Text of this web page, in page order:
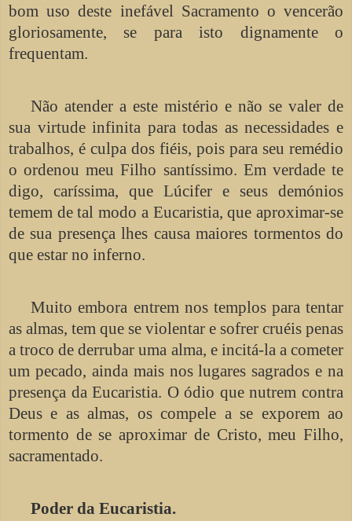
bom uso deste inefável Sacramento o vencerão
gloriosamente, se para isto dignamente o
frequentam.
Não atender a este mistério e não se valer de
sua virtude infinita para todas as necessidades e
trabalhos, é culpa dos fiéis, pois para seu remédio
o ordenou meu Filho santíssimo. Em verdade te
digo, caríssima, que Lúcifer e seus demónios
temem de tal modo a Eucaristia, que aproximar-se
de sua presença lhes causa maiores tormentos do
que estar no inferno.
Muito embora entrem nos templos para tentar
as almas, tem que se violentar e sofrer cruéis penas
a troco de derrubar uma alma, e incitá-la a cometer
um pecado, ainda mais nos lugares sagrados e na
presença da Eucaristia. O ódio que nutrem contra
Deus e as almas, os compele a se exporem ao
tormento de se aproximar de Cristo, meu Filho,
sacramentado.
Poder da Eucaristia.